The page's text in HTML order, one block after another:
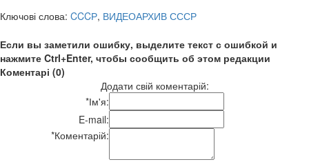
Ключові слова: CCCР, ВИДЕОАРХИВ СССР
Если вы заметили ошибку, выделите текст с ошибкой и
нажмите Ctrl+Enter, чтобы сообщить об этом редакции
Коментарі (0)
Додати свій коментарій:
*Ім'я:
E-mail:
*Коментарій: